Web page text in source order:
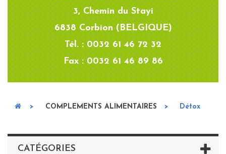
3, Chemin du Stayi
6838 Corbion (BELGIQUE)
Tél. : 0032 61 46 72 32
Fax : 0032 61 46 89 86
> COMPLEMENTS ALIMENTAIRES > Détox
CATÉGORIES